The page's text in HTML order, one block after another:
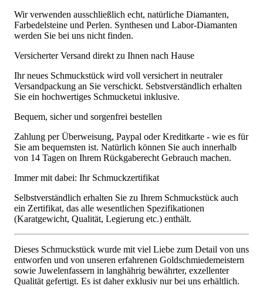
Wir verwenden ausschließlich echt, natürliche Diamanten,
Farbedelsteine und Perlen. Synthesen und Labor-Diamanten
werden Sie bei uns nicht finden.
Versicherter Versand direkt zu Ihnen nach Hause
Ihr neues Schmuckstück wird voll versichert in neutraler
Versandpackung an Sie verschickt. Sebstverständlich erhalten
Sie ein hochwertiges Schmucketui inklusive.
Bequem, sicher und sorgenfrei bestellen
Zahlung per Überweisung, Paypal oder Kreditkarte - wie es für
Sie am bequemsten ist. Natürlich können Sie auch innerhalb
von 14 Tagen on Ihrem Rückgaberecht Gebrauch machen.
Immer mit dabei: Ihr Schmuckzertifikat
Selbstverständlich erhalten Sie zu Ihrem Schmuckstück auch
ein Zertifikat, das alle wesentlichen Spezifikationen
(Karatgewicht, Qualität, Legierung etc.) enthält.
Dieses Schmuckstück wurde mit viel Liebe zum Detail von uns
entworfen und von unseren erfahrenen Goldschmiedemeistern
sowie Juwelenfassern in langhährig bewährter, exzellenter
Qualität gefertigt. Es ist daher exklusiv nur bei uns erhältlich.